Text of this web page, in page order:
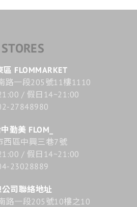
STORES
區 FLOMMARKET
路一段205號11樓1110
/ 假日14~21:00
27848980
勤美 FLOM_
西區中興三巷7號
/ 假日14~21:00
23028889
公司聯絡地址
路一段205號10樓之10